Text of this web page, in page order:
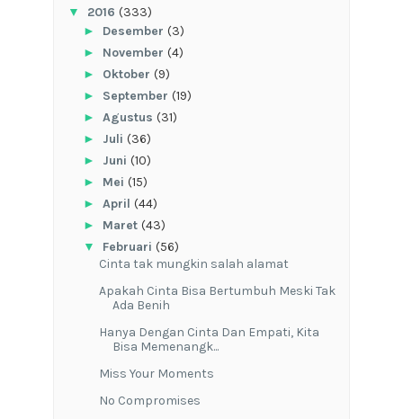
▼ 2016 (333)
► Desember (3)
► November (4)
► Oktober (9)
► September (19)
► Agustus (31)
► Juli (36)
► Juni (10)
► Mei (15)
► April (44)
► Maret (43)
▼ Februari (56)
Cinta tak mungkin salah alamat
Apakah Cinta Bisa Bertumbuh Meski Tak
Ada Benih
Hanya Dengan Cinta Dan Empati, Kita
Bisa Memenangk...
Miss Your Moments
No Compromises